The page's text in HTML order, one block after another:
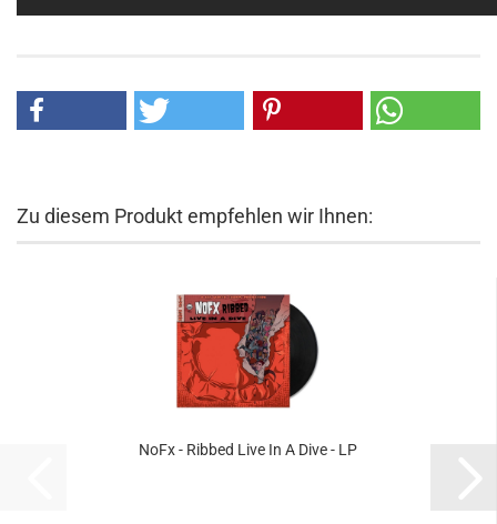
Zu diesem Produkt empfehlen wir Ihnen:
NoFx - Ribbed Live In A Dive - LP